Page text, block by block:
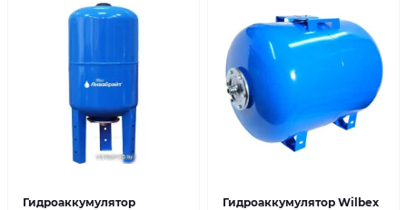
Гидроаккумулятор
Гидроаккумулятор Wilbex